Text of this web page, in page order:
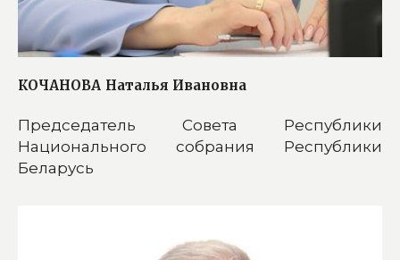
КОЧАНОВА Наталья Ивановна
Председатель Совета Республики
Национального собрания Республики
Беларусь